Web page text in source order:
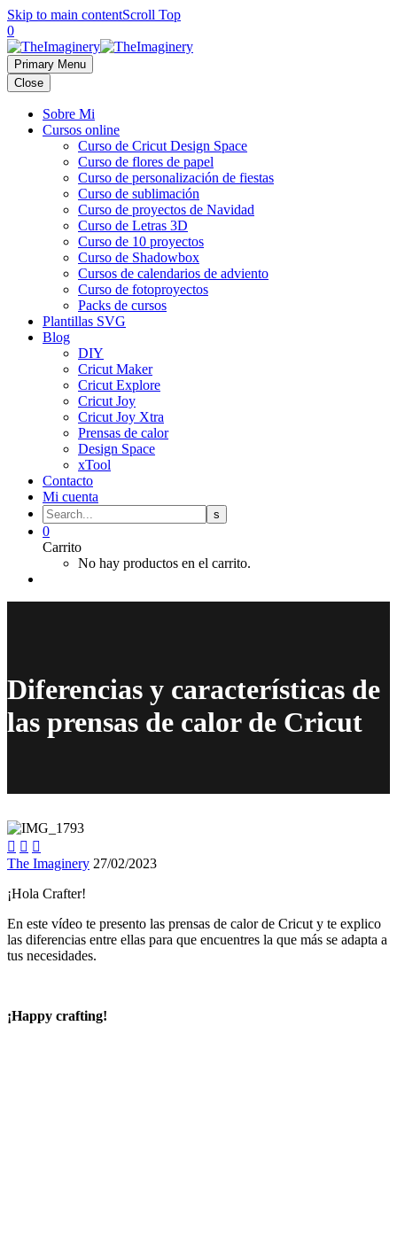
Skip to main contentScroll Top
0
Primary Menu
Close
Sobre Mi
Cursos online
Curso de Cricut Design Space
Curso de flores de papel
Curso de personalización de fiestas
Curso de sublimación
Curso de proyectos de Navidad
Curso de Letras 3D
Curso de 10 proyectos
Curso de Shadowbox
Cursos de calendarios de adviento
Curso de fotoproyectos
Packs de cursos
Plantillas SVG
Blog
DIY
Cricut Maker
Cricut Explore
Cricut Joy
Cricut Joy Xtra
Prensas de calor
Design Space
xTool
Contacto
Mi cuenta
0
Carrito
No hay productos en el carrito.
Diferencias y características de
las prensas de calor de Cricut
  
The Imaginery 27/02/2023
¡Hola Crafter!
En este vídeo te presento las prensas de calor de Cricut y te explico
las diferencias entre ellas para que encuentres la que más se adapta a
tus necesidades.
¡Happy crafting!